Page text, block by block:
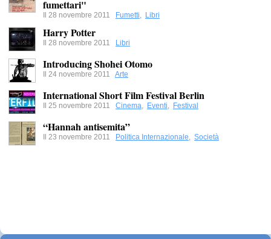
fumettari"
Il 28 novembre 2011 Fumetti, Libri
Harry Potter
Il 28 novembre 2011 Libri
Introducing Shohei Otomo
Il 24 novembre 2011 Arte
International Short Film Festival Berlin
Il 25 novembre 2011 Cinema, Eventi, Festival
“Hannah antisemita”
Il 23 novembre 2011 Politica Internazionale, Società